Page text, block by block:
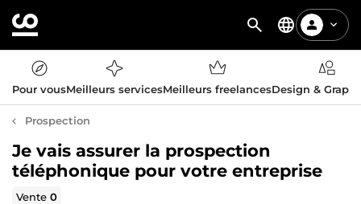
Pour vousMeilleurs servicesMeilleurs freelancesDesign &
Prospection
Je vais assurer la prospection
téléphonique pour votre entreprise
Vente0